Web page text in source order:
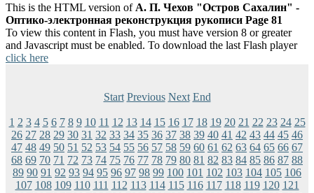
This is the HTML version of А. П. Чехов "Остров Сахалин" -
Оптико-электронная реконструкция рукописи Page 81
To view this content in Flash, you must have version 8 or greater
and Javascript must be enabled. To download the last Flash player
click here
Start Previous Next End
1 2 3 4 5 6 7 8 9 10 11 12 13 14 15 16 17 18 19 20 21 22 23 24 25
26 27 28 29 30 31 32 33 34 35 36 37 38 39 40 41 42 43 44 45 46
47 48 49 50 51 52 53 54 55 56 57 58 59 60 61 62 63 64 65 66 67
68 69 70 71 72 73 74 75 76 77 78 79 80 81 82 83 84 85 86 87 88
89 90 91 92 93 94 95 96 97 98 99 100 101 102 103 104 105 106
107 108 109 110 111 112 113 114 115 116 117 118 119 120 121